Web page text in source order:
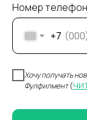
Номер
+7
Хочу получать
Фулфилмент(